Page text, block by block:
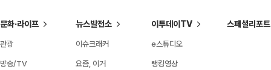
문화·라이프
관광
방송/TV
뉴스발전소
이슈크래커
요즘, 이거
이투데이TV
e스튜디오
랭킹영상
스페셜리포트